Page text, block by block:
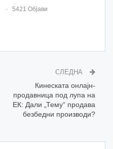
5421 Објави
СЛЕДНА
Кинеската онлајн-
продавница под лупа на
ЕК: Дали „Тему“ продава
безбедни производи?